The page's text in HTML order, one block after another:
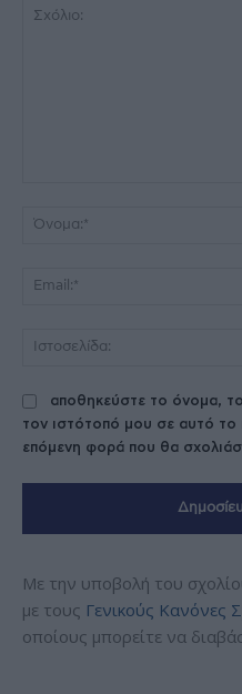
αποθηκεύστε το όνομα,
τον ιστότοπό μου σε αυτό το
επόμενη φορά που θα
Με την υποβολή του
με τους Γενικούς Κανόνες
οποίους μπορείτε να